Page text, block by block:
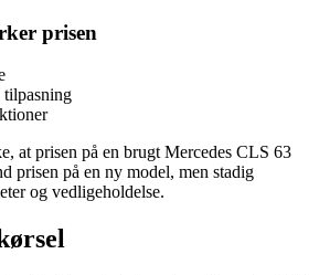
prisen
tilpasning
at prisen på en brugt Mercedes CLS 63
prisen på en ny model, men stadig
og vedligeholdelse.